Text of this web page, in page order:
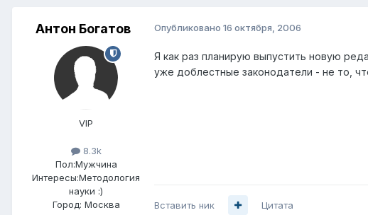
Антон Богатов
VIP
8.3k
Пол:Мужчина
Интересы:Методология
науки :)
Город: Москва
Опубликовано 16 октября, 2006
Я как раз планирую выпустить новую
уже доблестные законодатели - не то,
Вставить ник Цитата